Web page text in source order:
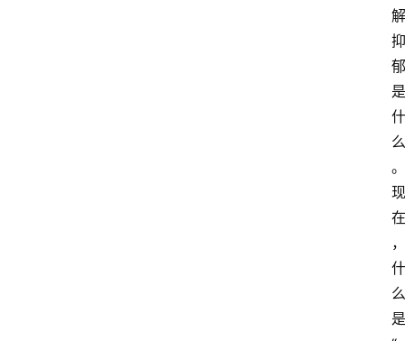
解
抑
郁
是
什
么
。
现
在
，
什
么
是